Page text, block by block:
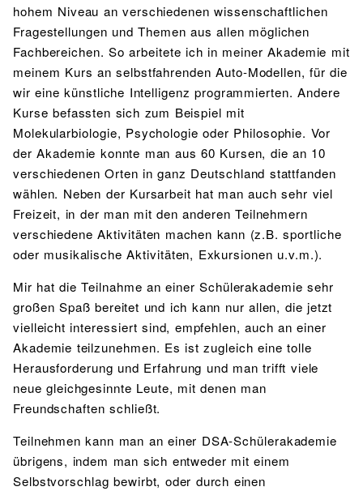
hohem Niveau an verschiedenen wissenschaftlichen
Fragestellungen und Themen aus allen möglichen
Fachbereichen. So arbeitete ich in meiner Akademie mit
meinem Kurs an selbstfahrenden Auto-Modellen, für die
wir eine künstliche Intelligenz programmierten. Andere
Kurse befassten sich zum Beispiel mit
Molekularbiologie, Psychologie oder Philosophie. Vor
der Akademie konnte man aus 60 Kursen, die an 10
verschiedenen Orten in ganz Deutschland stattfanden
wählen. Neben der Kursarbeit hat man auch sehr viel
Freizeit, in der man mit den anderen Teilnehmern
verschiedene Aktivitäten machen kann (z.B. sportliche
oder musikalische Aktivitäten, Exkursionen u.v.m.).
Mir hat die Teilnahme an einer Schülerakademie sehr
großen Spaß bereitet und ich kann nur allen, die jetzt
vielleicht interessiert sind, empfehlen, auch an einer
Akademie teilzunehmen. Es ist zugleich eine tolle
Herausforderung und Erfahrung und man trifft viele
neue gleichgesinnte Leute, mit denen man
Freundschaften schließt.
Teilnehmen kann man an einer DSA-Schülerakademie
übrigens, indem man sich entweder mit einem
Selbstvorschlag bewirbt, oder durch einen